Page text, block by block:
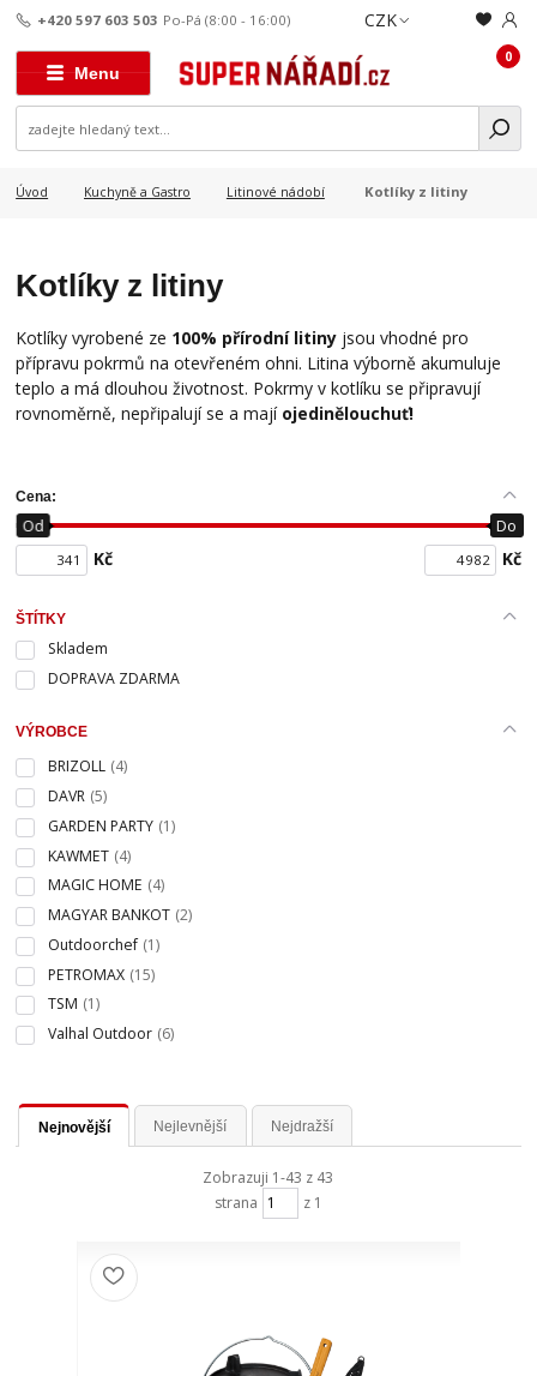
Menu
CZK
+420 597 603 503 Po-Pá (8:00 - 16:00)
0
Úvod Kuchyně a Gastro Litinové nádobí Kotlíky z litiny
Kotlíky z litiny
Kotlíky vyrobené ze 100% přírodní litiny jsou vhodné pro
přípravu pokrmů na otevřeném ohni. Litina výborně akumuluje
teplo a má dlouhou životnost. Pokrmy v kotlíku se připravují
rovnoměrně, nepřipalují se a mají ojedinělouchuť!
Cena:
Kč
Od Do
Kč
ŠTÍTKY
Skladem
DOPRAVA ZDARMA
VÝROBCE
BRIZOLL (4)
DAVR (5)
GARDEN PARTY (1)
KAWMET (4)
MAGIC HOME (4)
MAGYAR BANKOT (2)
Outdoorchef (1)
PETROMAX (15)
TSM (1)
Valhal Outdoor (6)
Nejnovější Nejlevnější Nejdražší
Zobrazuji 1-43 z 43
strana
z 1